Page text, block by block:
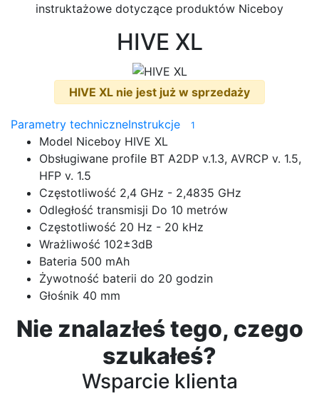
instruktażowe dotyczące produktów Niceboy
HIVE XL
HIVE XL nie jest już w sprzedaży
Parametry techniczneInstrukcje 1
Model Niceboy HIVE XL
Obsługiwane profile BT A2DP v.1.3, AVRCP v. 1.5,
HFP v. 1.5
Częstotliwość 2,4 GHz - 2,4835 GHz
Odległość transmisji Do 10 metrów
Częstotliwość 20 Hz - 20 kHz
Wrażliwość 102±3dB
Bateria 500 mAh
Żywotność baterii do 20 godzin
Głośnik 40 mm
Nie znalazłeś tego, czego
szukałeś?
Wsparcie klienta